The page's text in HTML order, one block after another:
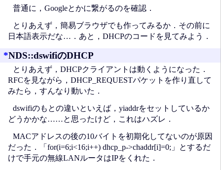
普通に，Googleとかに繋がるのを確認．
とりあえず，簡易ブラウザでも作ってみるか．その前に
日本語表示だな…．あと，DHCPのコードを見てみよう．
*NDS::dswifiのDHCP
とりあえず，DHCPクライアントは動くようになった．
RFCを見ながら，DHCP_REQUESTパケットを作り直して
みたら，すんなり動いた．
dswifiのもとの違いといえば，yiaddrをセットしているか
どうかかな……と思ったけど，これはハズレ．
MACアドレスの後の10バイトを初期化してないのが原因
だった．「for(i=6;i<16;i++) dhcp_p->chaddr[i]=0;」とするだ
けで手元の無線LANルータはIPをくれた．